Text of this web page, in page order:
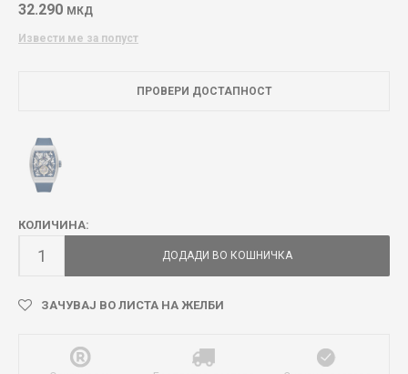
32.290 МКД
Извести ме за попуст
ПРОВЕРИ ДОСТАПНОСТ
КОЛИЧИНА:
ДОДАДИ ВО КОШНИЧКА
ЗАЧУВАЈ ВО ЛИСТА НА ЖЕЛБИ